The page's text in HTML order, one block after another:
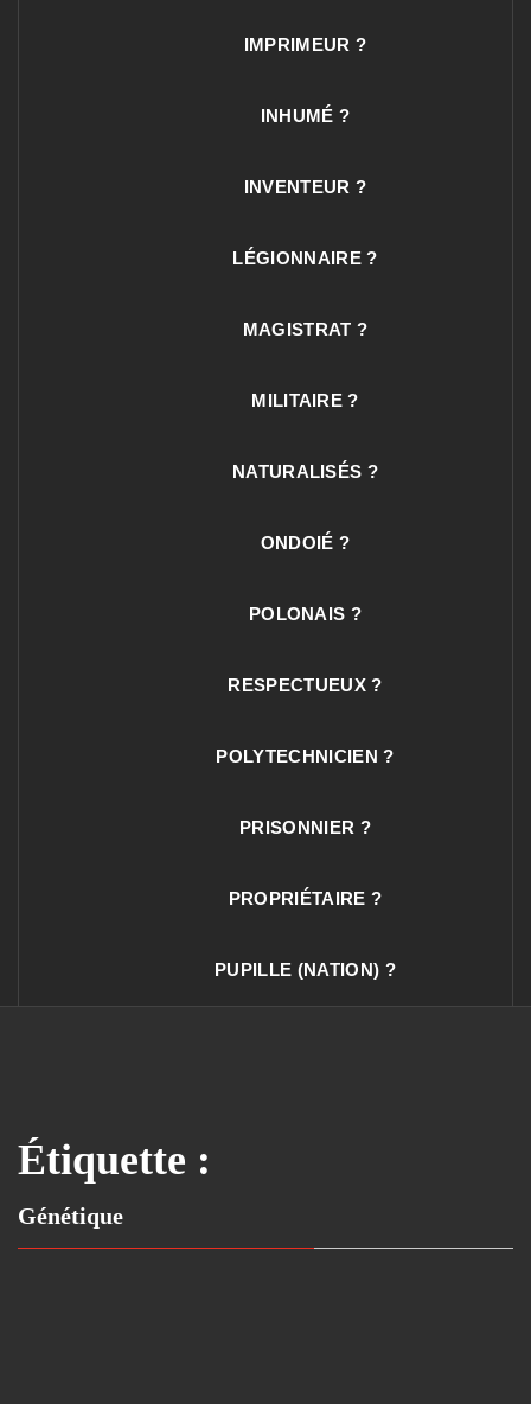
IMPRIMEUR ?
INHUMÉ ?
INVENTEUR ?
LÉGIONNAIRE ?
MAGISTRAT ?
MILITAIRE ?
NATURALISÉS ?
ONDOIÉ ?
POLONAIS ?
RESPECTUEUX ?
POLYTECHNICIEN ?
PRISONNIER ?
PROPRIÉTAIRE ?
PUPILLE (NATION) ?
Étiquette :
Génétique